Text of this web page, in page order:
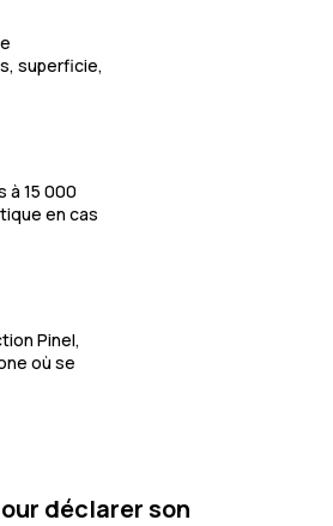
superficie,
à 15 000
en cas
Pinel,
où se
déclarer son